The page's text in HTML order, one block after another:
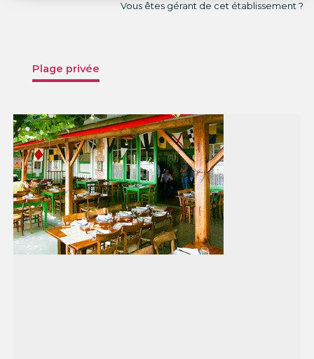
Vous êtes gérant de cet établissement ?
Plage privée